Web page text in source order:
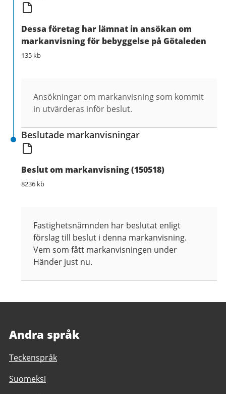
Dessa företag har lämnat in ansökan om
markanvisning för bebyggelse på Götaleden
135 kb
Ansökningar om markanvisning som kommit
in utvärderas inför beslut.
Beslutade markanvisningar
Beslut om markanvisning (150518)
8236 kb
Fastighetsnämnden har beslutat enligt
förslag till beslut i denna markanvisning.
Vem som fått markanvisningen under
Händer just nu.
Andra språk
Teckenspråk
Suomeksi